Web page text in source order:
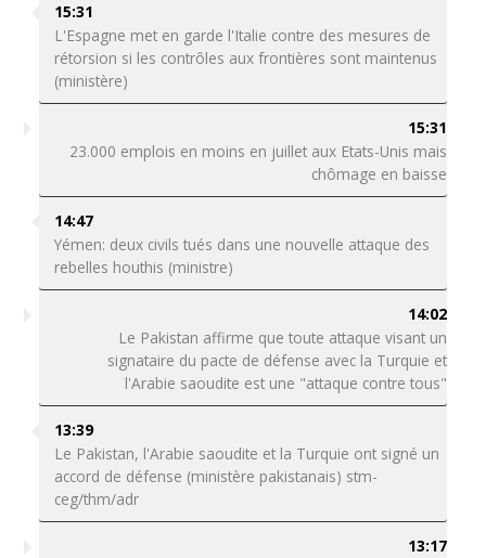
15:31
L'Espagne met en garde l'Italie contre des mesures de
rétorsion si les contrôles aux frontières sont maintenus
(ministère)
15:31
23.000 emplois en moins en juillet aux Etats-Unis mais
chômage en baisse
14:47
Yémen: deux civils tués dans une nouvelle attaque des
rebelles houthis (ministre)
14:02
Le Pakistan affirme que toute attaque visant un
signataire du pacte de défense avec la Turquie et
l'Arabie saoudite est une "attaque contre tous"
13:39
Le Pakistan, l'Arabie saoudite et la Turquie ont signé un
accord de défense (ministère pakistanais) stm-
ceg/thm/adr
13:17